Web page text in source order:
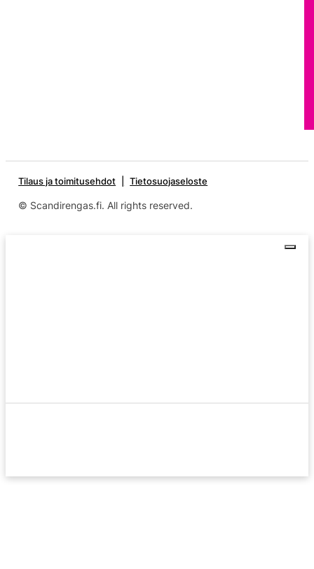
Tilaus ja toimitusehdot Tietosuojaseloste
© Scandirengas.fi. All rights reserved.